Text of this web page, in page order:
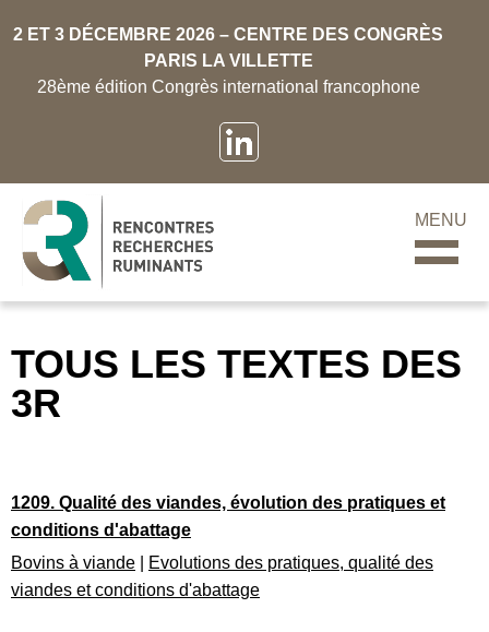
2 ET 3 DÉCEMBRE 2026 – CENTRE DES CONGRÈS
PARIS LA VILLETTE
28ème édition Congrès international francophone
MENU
TOUS LES TEXTES DES
3R
1209. Qualité des viandes, évolution des pratiques et
conditions d'abattage
Bovins à viande
Evolutions des pratiques, qualité des
viandes et conditions d'abattage